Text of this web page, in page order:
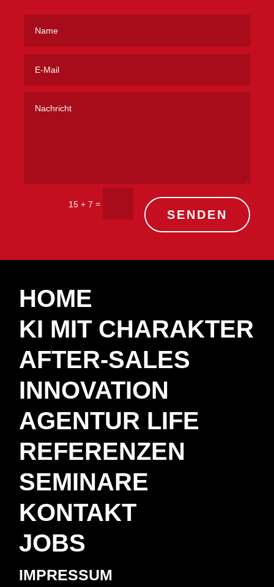
15 + 7 =
SENDEN
HOME
KI MIT CHARAKTER
AFTER-SALES
INNOVATION
AGENTUR LIFE
REFERENZEN
SEMINARE
KONTAKT
JOBS
IMPRESSUM